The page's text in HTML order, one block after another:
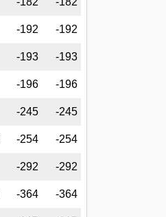
-192 -192
-193 -193
-196 -196
-245 -245
-254 -254
-292 -292
-364 -364